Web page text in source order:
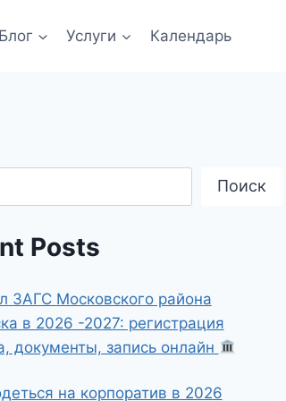
Блог Услуги Календарь
Поиск
Posts
ЗАГС Московского района
в 2026 -2027: регистрация
документы, запись онлайн
на корпоратив в 2026